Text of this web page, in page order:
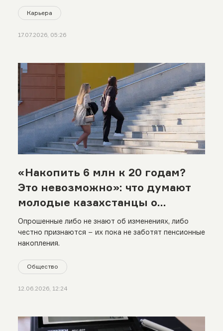
Карьера
17.07.2026, 05:26
«Накопить 6 млн к 20 годам?
Это невозможно»: что думают
молодые казахстанцы о
повышении порогов ЕНПФ
Опрошенные либо не знают об изменениях, либо
честно признаются − их пока не заботят пенсионные
накопления.
Общество
12.06.2026, 12:24